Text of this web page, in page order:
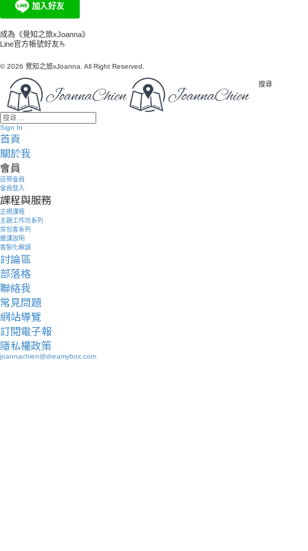
成為《覺知之旅xJoanna》
Line官方帳號好友🫰
© 2026 覺知之旅xJoanna. All Right Reserved.
搜尋
Sign In
首頁
關於我
會員
註冊會員
會員登入
課程與服務
正規課程
主題工作坊系列
背包客系列
邀課說明
客製化解讀
討論區
部落格
聯絡我
常見問題
網站導覽
訂閱電子報
隱私權政策
joannachien@dreamybox.com